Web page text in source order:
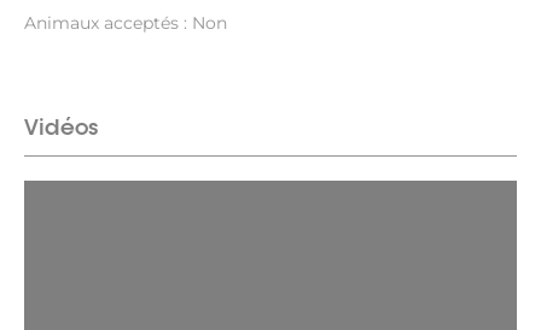
Animaux acceptés : Non
Vidéos